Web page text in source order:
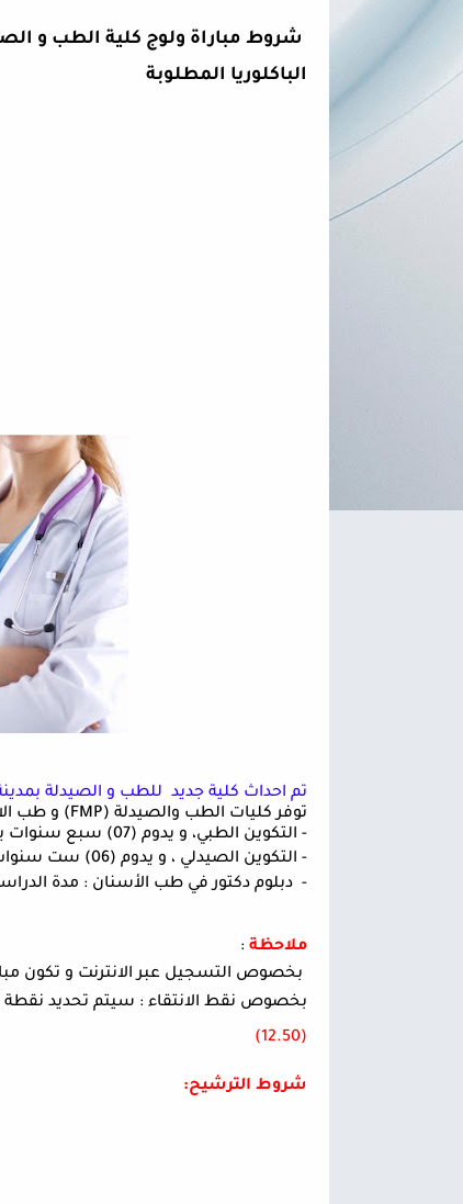
الباكلوريا المطلوبة
تم احداث كلية جديد للطب و الصيدلة
توفر كليات الطب والصيدلة (FMP) و طب الاسنان(FMD)
- التكوين الطبي، و يدوم (07) سبع سنوات يحصل بعدها الطالب المتخرج على الدكتوراه في الطب
- التكوين الصيدلي ، و يدوم (06) ست سنوات يتوج بنيل دبلوم دكتور في
- دبلوم دكتور في طب الأسنان : مدة الدراسة (5) خمس
ملاحظة :
بخصوص التسجيل عبر الانترنت و تكون
بخصوص نقط الانتقاء : سيتم تحديد نقطة
(12.50)
شروط الترشيح: